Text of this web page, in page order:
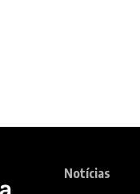
Notícias